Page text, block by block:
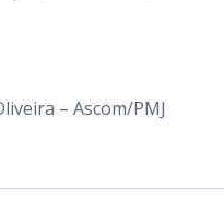
– Ascom/PMJ